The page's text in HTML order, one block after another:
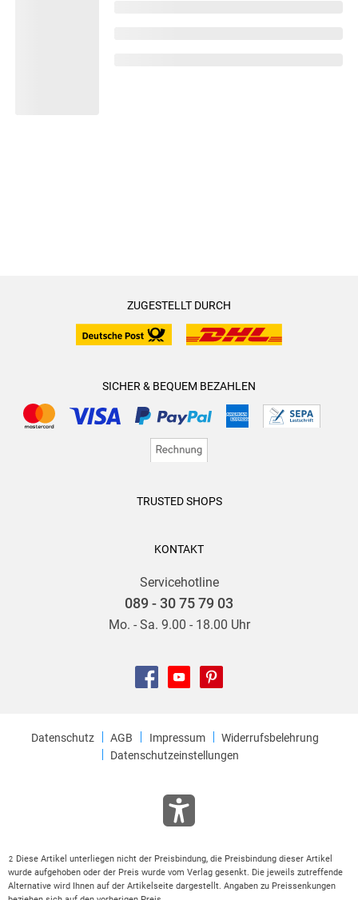
ZUGESTELLT DURCH
SICHER & BEQUEM BEZAHLEN
TRUSTED SHOPS
KONTAKT
Servicehotline
089 - 30 75 79 03
Mo. - Sa. 9.00 - 18.00 Uhr
Datenschutz AGB Impressum
Widerrufsbelehrung
Datenschutzeinstellungen
2
Diese Artikel unterliegen nicht der Preisbindung, die Preisbindung dieser Artikel
wurde aufgehoben oder der Preis wurde vom Verlag gesenkt. Die jeweils zutreffende
Alternative wird Ihnen auf der Artikelseite dargestellt. Angaben zu Preissenkungen